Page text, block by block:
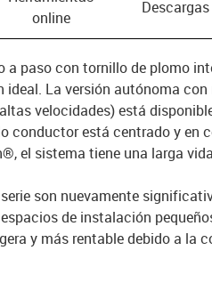
online
Descargas
a paso con tornillo de plomo
La versión autónoma
velocidades) está
conductor está centrado y en
el sistema tiene una larga
son nuevamente
de instalación
y más rentable debido a la